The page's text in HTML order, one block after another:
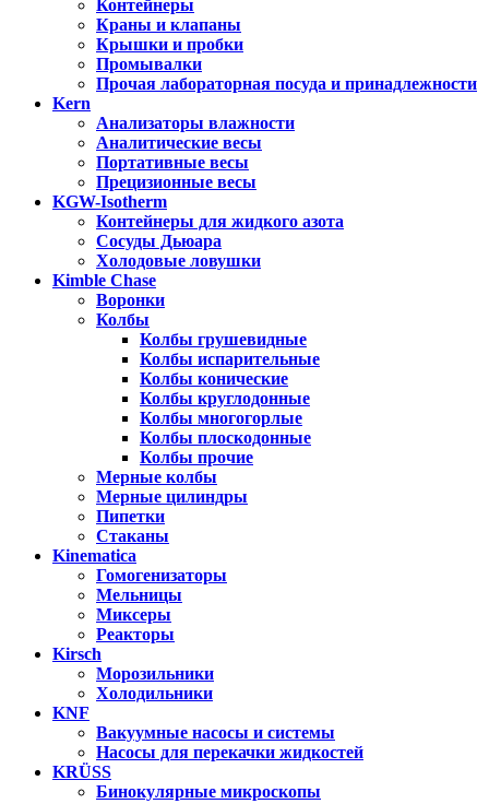
Контейнеры
Краны и клапаны
Крышки и пробки
Промывалки
Прочая лабораторная посуда и принадлежности
Kern
Анализаторы влажности
Аналитические весы
Портативные весы
Прецизионные весы
KGW-Isotherm
Контейнеры для жидкого азота
Сосуды Дьюара
Холодовые ловушки
Kimble Chase
Воронки
Колбы
Колбы грушевидные
Колбы испарительные
Колбы конические
Колбы круглодонные
Колбы многогорлые
Колбы плоскодонные
Колбы прочие
Мерные колбы
Мерные цилиндры
Пипетки
Стаканы
Kinematica
Гомогенизаторы
Мельницы
Миксеры
Реакторы
Kirsch
Морозильники
Холодильники
KNF
Вакуумные насосы и системы
Насосы для перекачки жидкостей
KRÜSS
Бинокулярные микроскопы